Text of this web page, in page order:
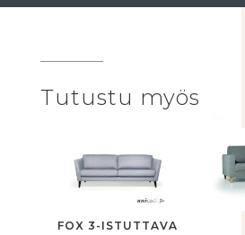
Tutustu myös
FOX 3-ISTUTTAVA